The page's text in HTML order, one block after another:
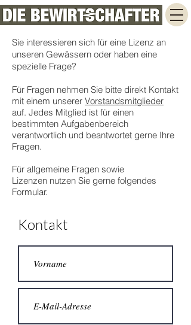
Sie interessieren sich für eine Lizenz an
unseren Gewässern oder haben eine
spezielle Frage?
Für Fragen nehmen Sie bitte direkt Kontakt
mit einem unserer Vorstandsmitglieder
auf. Jedes Mitglied ist für einen
bestimmten Aufgabenbereich
verantwortlich und beantwortet gerne Ihre
Fragen.
Für allgemeine Fragen sowie
Lizenzen nutzen Sie gerne folgendes
Formular.
Kontakt